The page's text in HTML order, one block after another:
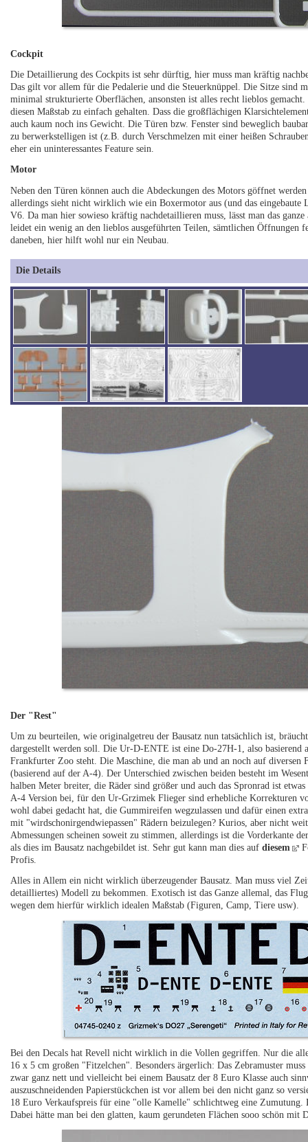
Cockpit
Die Detaillierung des Cockpits ist sehr dürftig, hier muss man kräftig
Das gilt vor allem für die Pedalerie und die Steuerknüppel. Die Sitze sind
minimal strukturierte Oberflächen, ansonsten ist alles recht lieblos
diesen Maßstab zu einfach gehalten. Dass die großflächigen
auch kaum noch ins Gewicht. Die Türen bzw. Fenster sind beweglich
zu berwerkstelligen ist (z.B. durch Verschmelzen mit einer heißen
eher ein uninteressantes Feature sein.
Motor
Neben den Türen können auch die Abdeckungen des Motors göffnet
allerdings sieht nicht wirklich wie ein Boxermotor aus (und das
V6. Da man hier sowieso kräftig nachdetaillieren muss, lässt man das
leidet ein wenig an den lieblos ausgeführten Teilen, sämtlichen
daneben, hier hilft wohl nur ein Neubau.
Die Details
Der "Rest"
Um zu beurteilen, wie originalgetreu der Bausatz nun tatsächlich ist,
dargestellt werden soll. Die Ur-D-ENTE ist eine Do-27H-1, also
Frankfurter Zoo steht. Die Maschine, die man ab und an noch auf diversen
(basierend auf der A-4). Der Unterschied zwischen beiden besteht im
halben Meter breiter, die Räder sind größer und auch das Spronrad ist
A-4 Version bei, für den Ur-Grzimek Flieger sind erhebliche Korrekturen
wohl dabei gedacht hat, die Gummireifen wegzulassen und dafür einen
mit "wirdschonirgendwiepassen" Rädern beizulegen? Kurios, aber nicht
Abmessungen scheinen soweit zu stimmen, allerdings ist die Vorderkante
als dies im Bausatz nachgebildet ist. Sehr gut kann man dies aufdiesem
Profis.
Alles in Allem ein nicht wirklich überzeugender Bausatz. Man muss viel
detailliertes) Modell zu bekommen. Exotisch ist das Ganze allemal, das
wegen dem hierfür wirklich idealen Maßstab (Figuren, Camp, Tiere usw).
Bei den Decals hat Revell nicht wirklich in die Vollen gegriffen. Nur die
16 x 5 cm großen "Fitzelchen". Besonders ärgerlich: Das Zebramuster
zwar ganz nett und vielleicht bei einem Bausatz der 8 Euro Klasse auch
auszuschneidenden Papierstückchen ist vor allem bei den nicht ganz so
18 Euro Verkaufspreis für eine "olle Kamelle" schlichtweg eine
Dabei hätte man bei den glatten, kaum gerundeten Flächen sooo schön mit